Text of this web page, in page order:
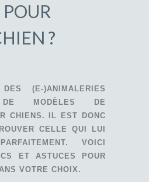
?
(E-)ANIMALERIES
DE MODÈLES DE
CHIENS. IL EST DONC
CELLE QUI LUI
VOICI
ET ASTUCES POUR
VOTRE CHOIX.